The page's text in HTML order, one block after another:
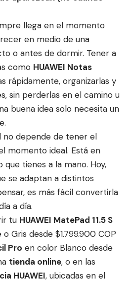
llega en el momento
en medio de una
o antes de dormir. Tener a
como HUAWEI Notas
rápidamente, organizarlas y
sin perderlas en el camino u
buena idea solo necesita un
no depende de tener el
momento ideal. Está en
tienes a la mano. Hoy,
se adaptan a distintos
es más fácil convertirla
a día.
tu HUAWEI MatePad 11.5 S
Gris desde $1.799.900 COP
Pro en color Blanco desde
tienda online, o en las
HUAWEI, ubicadas en el